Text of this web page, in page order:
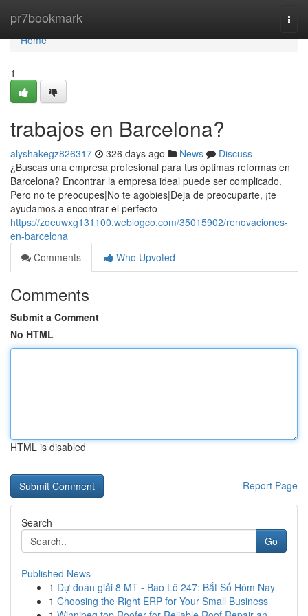
pr7bookmark
Home
Home
1
trabajos en Barcelona?
alyshakegz826317 326 days ago News
Discuss
¿Buscas una empresa profesional para tus óptimas reformas en
Barcelona? Encontrar la empresa ideal puede ser complicado.
Pero no te preocupes|No te agobies|Deja de preocuparte, ¡te
ayudamos a encontrar el perfecto
https://zoeuwxg131100.weblogco.com/35015902/renovaciones-
en-barcelona
Comments
Who Upvoted
Comments
Submit a Comment
No HTML
HTML is disabled
Report Page
Search
Go
Published News
1 Dự đoán giải 8 MT - Bao Lô 247: Bắt Số Hôm Nay
1 Choosing the Right ERP for Your Small Business